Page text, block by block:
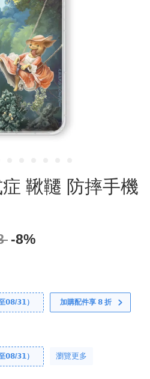
鞦韆 防摔手機
-8%
𝟬𝟴/𝟯𝟭） 加購配件享 𝟴 折
𝟬𝟴/𝟯𝟭） 瀏覽更多